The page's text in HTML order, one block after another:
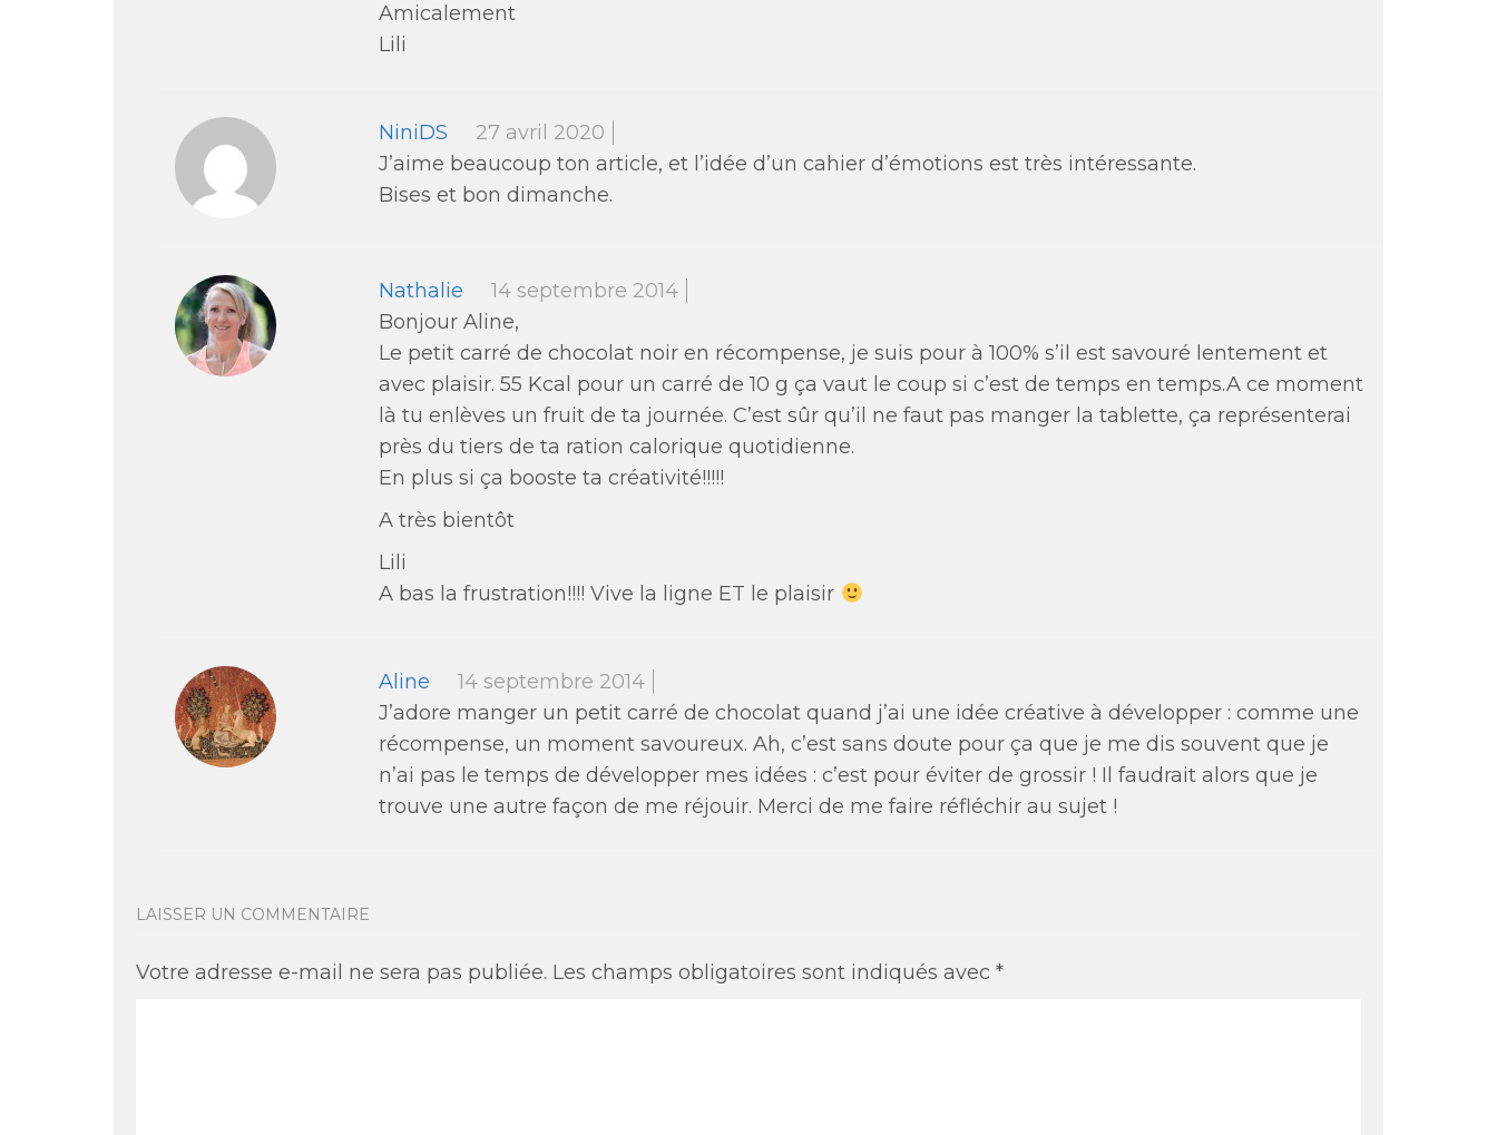
Amicalement
Lili
NiniDS
27 avril 2020
J’aime beaucoup ton article, et l’idée d’un cahier d’émotions est très intéressante.
Bises et bon dimanche.
Nathalie
14 septembre 2014
Bonjour Aline,
Le petit carré de chocolat noir en récompense, je suis pour à 100% s’il est savouré lentement et
avec plaisir. 55 Kcal pour un carré de 10 g ça vaut le coup si c’est de temps en temps.A ce moment
là tu enlèves un fruit de ta journée. C’est sûr qu’il ne faut pas manger la tablette, ça représenterai
près du tiers de ta ration calorique quotidienne.
En plus si ça booste ta créativité!!!!!
A très bientôt
Lili
A bas la frustration!!!! Vive la ligne ET le plaisir
Aline
14 septembre 2014
J’adore manger un petit carré de chocolat quand j’ai une idée créative à développer : comme une
récompense, un moment savoureux. Ah, c’est sans doute pour ça que je me dis souvent que je
n’ai pas le temps de développer mes idées : c’est pour éviter de grossir ! Il faudrait alors que je
trouve une autre façon de me réjouir. Merci de me faire réfléchir au sujet !
LAISSER UN COMMENTAIRE
Votre adresse e-mail ne sera pas publiée. Les champs obligatoires sont indiqués avec *